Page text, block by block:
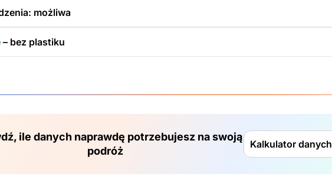
możliwa
– bez plastiku
ile danych naprawdę potrzebujesz na swoją
podróż
Kalkulator danych